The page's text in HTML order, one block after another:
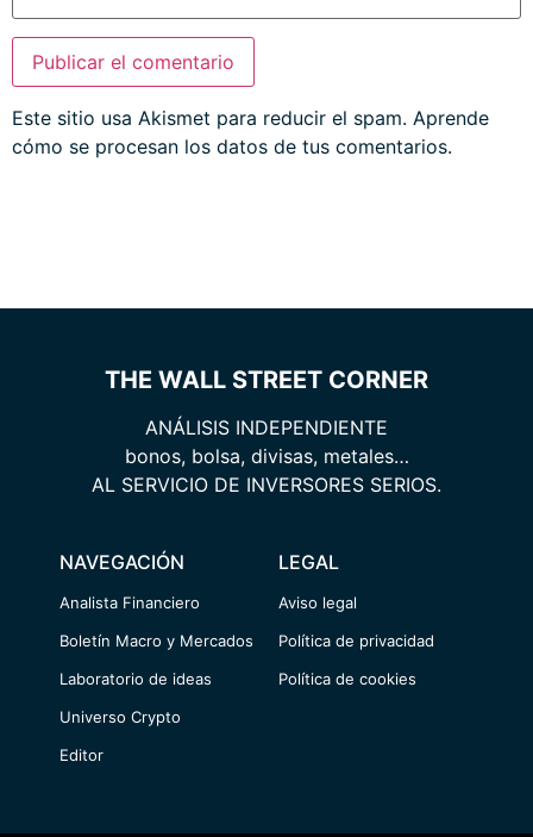
Este sitio usa Akismet para reducir el spam. Aprende
cómo se procesan los datos de tus comentarios.
THE WALL STREET CORNER
ANÁLISIS INDEPENDIENTE
bonos, bolsa, divisas, metales…
AL SERVICIO DE INVERSORES SERIOS.
NAVEGACIÓN
Analista Financiero
Boletín Macro y Mercados
Laboratorio de ideas
Universo Crypto
Editor
LEGAL
Aviso legal
Política de privacidad
Política de cookies